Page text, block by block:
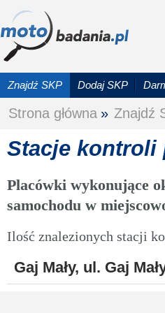
Znajdź SKP Dodaj SKP
Strona główna » Znajdź
Stacje kontroli
Placówki wykonujące
samochodu w
Ilość znalezionych stacji
Gaj Mały, ul. Gaj